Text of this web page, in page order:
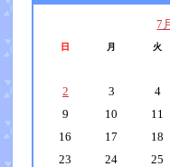
7
日 月 火
2
3 4
9
10 11
16
17 18
23
24 25